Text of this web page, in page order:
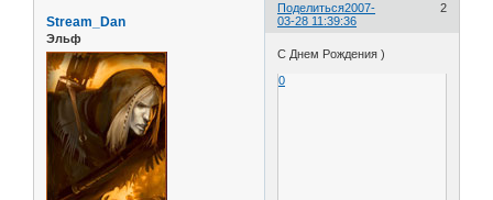
Поделиться 2
2007-
03-28 11:39:36
Stream_Dan
Эльф
С Днем Рождения )
0